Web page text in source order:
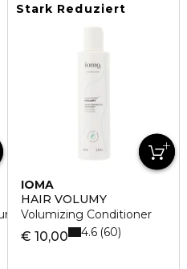
Gesichtsserum
Stark Reduziert
IOMA
HAIR VOLUMY
Volumizing Conditioner
€ 10,00 4.6 60